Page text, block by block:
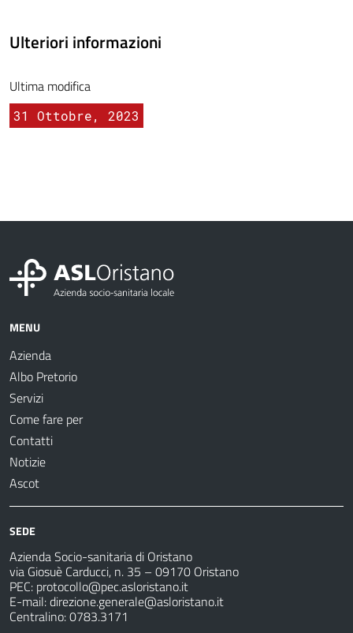
Ulteriori informazioni
Ultima modifica
31 Ottobre, 2023
MENU
Azienda
Albo Pretorio
Servizi
Come fare per
Contatti
Notizie
Ascot
SEDE
Azienda Socio-sanitaria di Oristano
via Giosuè Carducci, n. 35 – 09170 Oristano
PEC: protocollo@pec.asloristano.it
E-mail:direzione.generale@asloristano.it
Centralino: 0783.3171